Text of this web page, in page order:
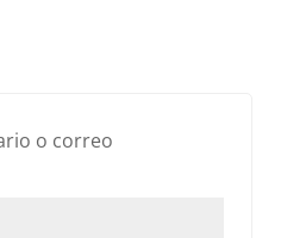
o correo